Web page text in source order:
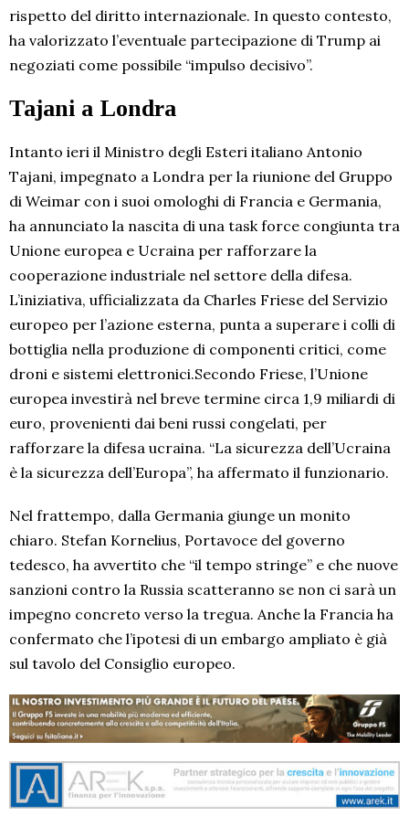
rispetto del diritto internazionale. In questo contesto,
ha valorizzato l’eventuale partecipazione di Trump ai
negoziati come possibile “impulso decisivo”.
Tajani a Londra
Intanto ieri il Ministro degli Esteri italiano Antonio
Tajani, impegnato a Londra per la riunione del Gruppo
di Weimar con i suoi omologhi di Francia e Germania,
ha annunciato la nascita di una task force congiunta tra
Unione europea e Ucraina per rafforzare la
cooperazione industriale nel settore della difesa.
L’iniziativa, ufficializzata da Charles Friese del Servizio
europeo per l’azione esterna, punta a superare i colli di
bottiglia nella produzione di componenti critici, come
droni e sistemi elettronici.Secondo Friese, l’Unione
europea investirà nel breve termine circa 1,9 miliardi di
euro, provenienti dai beni russi congelati, per
rafforzare la difesa ucraina. “La sicurezza dell’Ucraina
è la sicurezza dell’Europa”, ha affermato il funzionario.
Nel frattempo, dalla Germania giunge un monito
chiaro. Stefan Kornelius, Portavoce del governo
tedesco, ha avvertito che “il tempo stringe” e che nuove
sanzioni contro la Russia scatteranno se non ci sarà un
impegno concreto verso la tregua. Anche la Francia ha
confermato che l’ipotesi di un embargo ampliato è già
sul tavolo del Consiglio europeo.